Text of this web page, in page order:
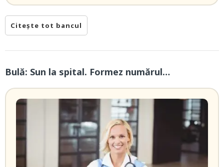
Citește tot bancul
Bulă: Sun la spital. Formez numărul…